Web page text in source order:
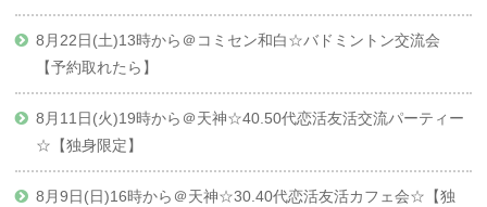
8月22日(土)13時から＠コミセン和白☆バドミントン交流会
【予約取れたら】
8月11日(火)19時から＠天神☆40.50代恋活友活交流パーティー
☆【独身限定】
8月9日(日)16時から＠天神☆30.40代恋活友活カフェ会☆【独